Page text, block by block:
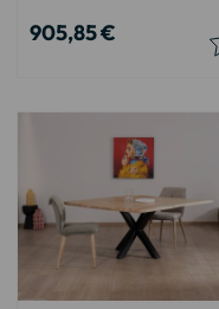
905,85 €